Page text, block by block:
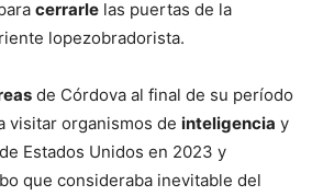
cerrarle las puertas de la
lopezobradorista.
de Córdova al final de su período
visitar organismos de inteligencia y
Estados Unidos en 2023 y
que consideraba inevitable del